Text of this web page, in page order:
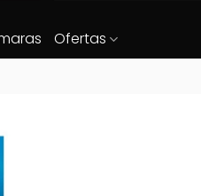
Ofertas